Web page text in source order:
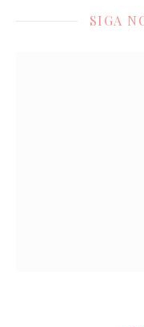
SIGA